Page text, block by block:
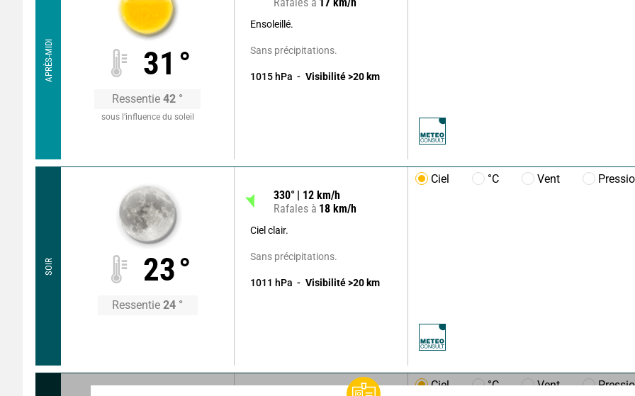
APRÈS-MIDI 31 °
Ressentie 42 °
sous l’influence du soleil
Ensoleillé.
Sans précipitations.
1015 hPa Visibilité >20 km
SOIR 23°
Ressentie 24 °
330° 12 km/h
Rafales à 18 km/h
Ciel clair.
Sans précipitations.
1011 hPa Visibilité >20 km
Ciel °C Vent
Ciel °C Vent